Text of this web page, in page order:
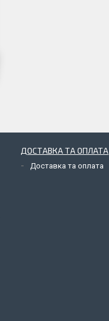
ДОСТАВКА ТА ОПЛАТА
Доставка та оплата